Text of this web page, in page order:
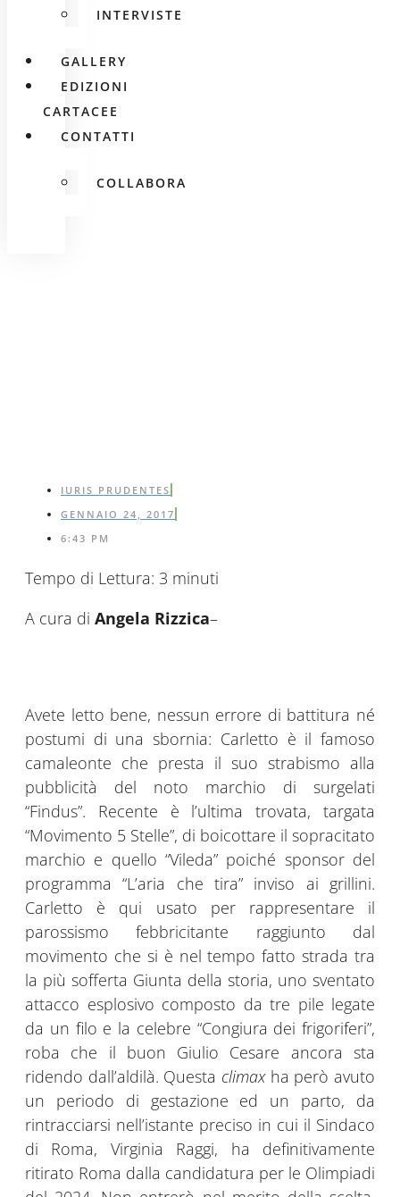
INTERVISTE
GALLERY
EDIZIONI
CARTACEE
CONTATTI
COLLABORA
IURIS PRUDENTES
GENNAIO 24, 2017
6:43 PM
Tempo di Lettura: 3 minuti
A cura di Angela Rizzica–
Avete letto bene, nessun errore di battitura né
postumi di una sbornia: Carletto è il famoso
camaleonte che presta il suo strabismo alla
pubblicità del noto marchio di surgelati
“Findus”. Recente è l’ultima trovata, targata
“Movimento 5 Stelle”, di boicottare il sopracitato
marchio e quello “Vileda” poiché sponsor del
programma “L’aria che tira” inviso ai grillini.
Carletto è qui usato per rappresentare il
parossismo febbricitante raggiunto dal
movimento che si è nel tempo fatto strada tra
la più sofferta Giunta della storia, uno sventato
attacco esplosivo composto da tre pile legate
da un filo e la celebre “Congiura dei frigoriferi”,
roba che il buon Giulio Cesare ancora sta
ridendo dall’aldilà. Questa climaxha però avuto
un periodo di gestazione ed un parto, da
rintracciarsi nell’istante preciso in cui il Sindaco
di Roma, Virginia Raggi, ha definitivamente
ritirato Roma dalla candidatura per le Olimpiadi